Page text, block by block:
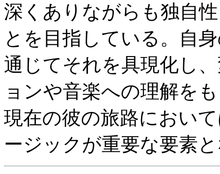
深くありながらも独自
とを目指している。自
通じてそれを具現化し
ョンや音楽への理解を
現在の彼の旅路におい
ージックが重要な要素